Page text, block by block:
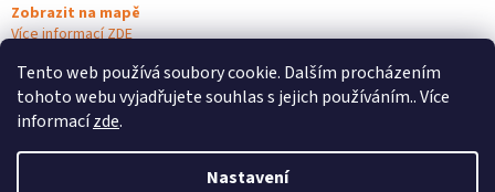
Tento web používá soubory cookie. Dalším procházením
tohoto webu vyjadřujete souhlas s jejich používáním.. Více
informacízde.
Nastavení
Zobrazit na mapě
Více informací ZDE
Vytvořil Shoptet